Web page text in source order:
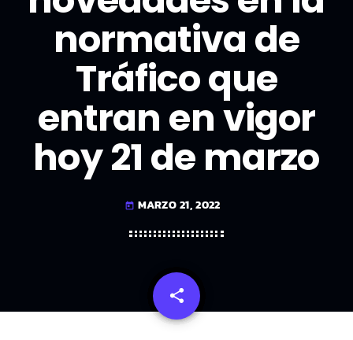
normativa de
Tráfico que
entran en vigor
hoy 21 de marzo
today MARZO 21, 2022
share
email